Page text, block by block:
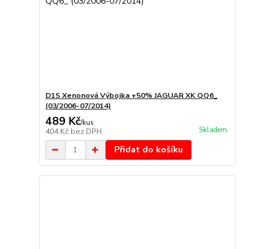
D1S Xenonová Výbojka +50% JAGUAR XK QQ6_
(03/2006-07/2014)
489 Kč/kus
404 Kč bez DPH Skladem
Přidat do košíku